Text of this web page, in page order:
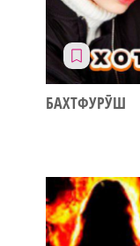
БАХТФУРӮШ